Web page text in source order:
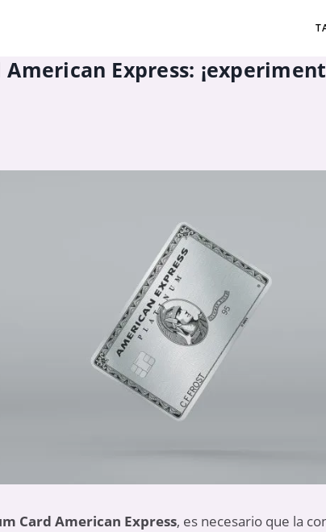
Express:
Card American Express, es necesario que la